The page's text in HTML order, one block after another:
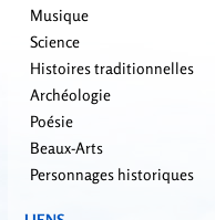
Musique
Science
Histoires traditionnelles
Archéologie
Poésie
Beaux-Arts
Personnages historiques